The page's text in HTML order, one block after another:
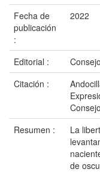
Fecha de
publicación
:
2022
Editorial :
Citación :
Resumen :
La
de